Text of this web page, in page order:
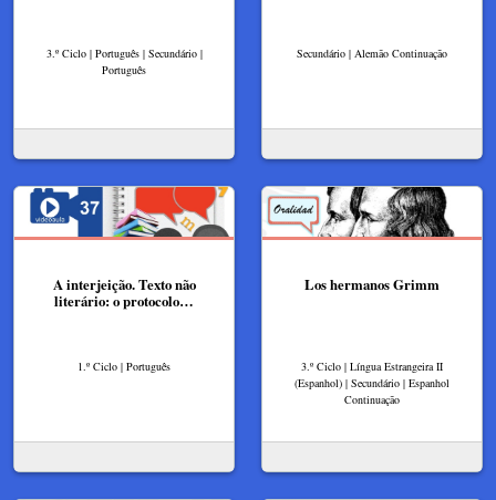
3.º Ciclo | Português | Secundário |
Português
Secundário | Alemão Continuação
A interjeição. Texto não
literário: o protocolo…
1.º Ciclo | Português
Los hermanos Grimm
3.º Ciclo | Língua Estrangeira II
(Espanhol) | Secundário | Espanhol
Continuação